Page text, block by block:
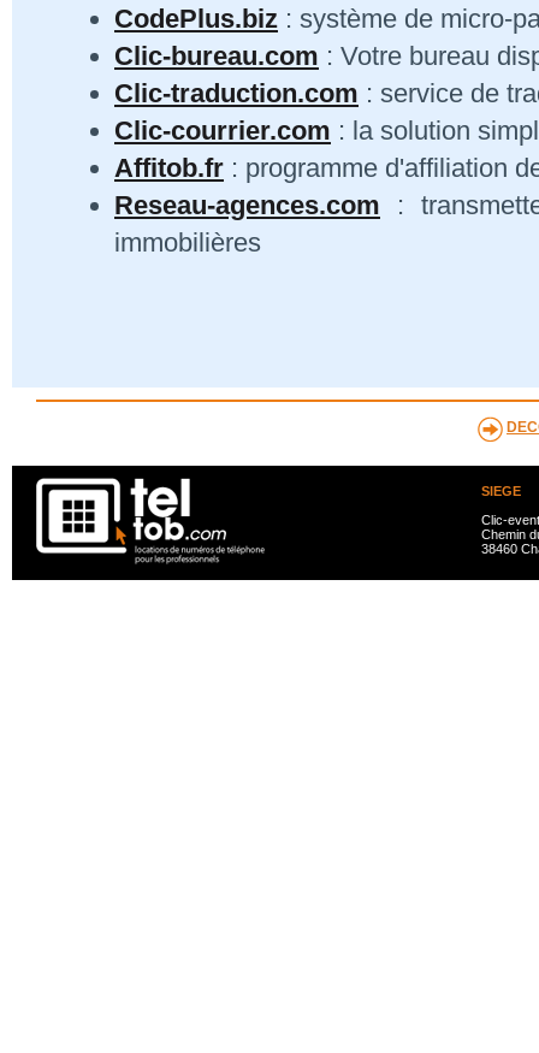
CodePlus.biz : système de micro-
Clic-bureau.com : Votre bureau
Clic-traduction.com : service de
Clic-courrier.com : la solution
Affitob.fr : programme d'affiliation
Reseau-agences.com :
immobilières
SIEGE
Clic-
Chemin
38460